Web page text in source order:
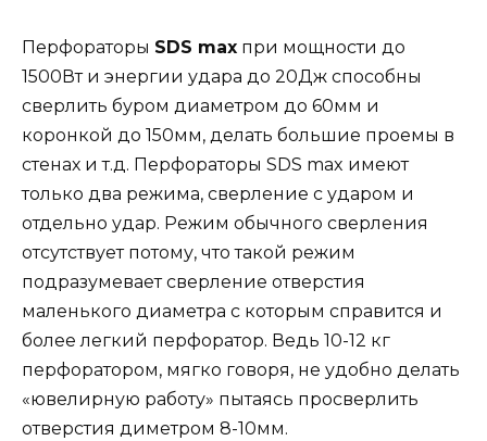
Перфораторы SDS max при мощности до
1500Вт и энергии удара до 20Дж способны
сверлить буром диаметром до 60мм и
коронкой до 150мм, делать большие проемы в
стенах и т.д. Перфораторы SDS max имеют
только два режима, сверление с ударом и
отдельно удар. Режим обычного сверления
отсутствует потому, что такой режим
подразумевает сверление отверстия
маленького диаметра с которым справится и
более легкий перфоратор. Ведь 10-12 кг
перфоратором, мягко говоря, не удобно делать
«ювелирную работу» пытаясь просверлить
отверстия диметром 8-10мм.